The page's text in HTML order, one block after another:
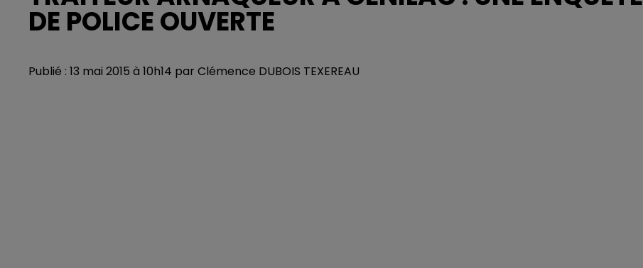
DE POLICE OUVERTE
Publié : 13 mai 2015 à 10h14 par Clémence DUBOIS TEXEREAU